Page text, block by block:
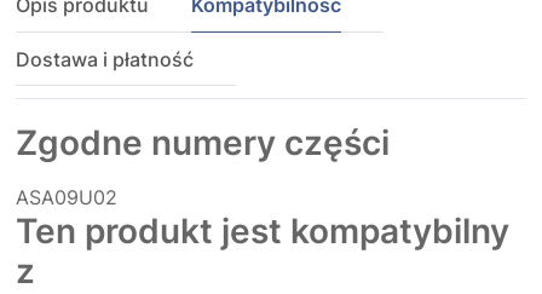
Opis produktu Kompatybilność
Dostawa i płatność
Zgodne numery części
ASA09U02
Ten produkt jest kompatybilny
z